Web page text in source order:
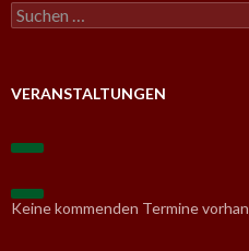
S
u
e
a
h
:
VERANSTALTUNGEN
Keine kommenden Termine